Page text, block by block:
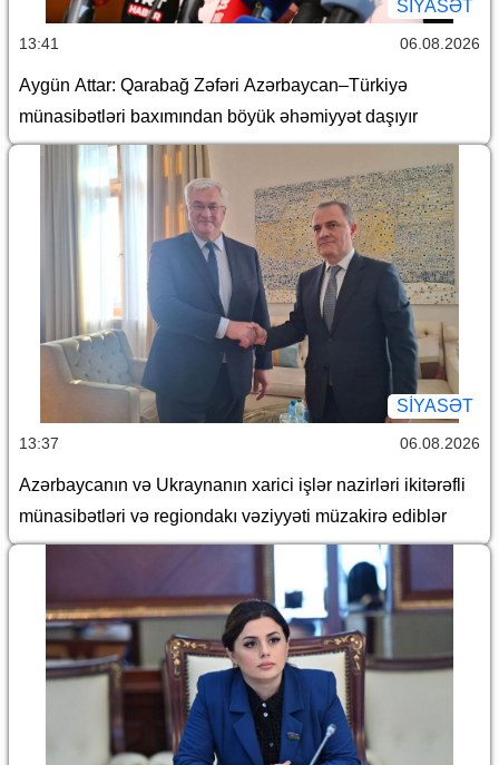
SİYASƏT
13:41 06.08.2026
Aygün Attar: Qarabağ Zəfəri Azərbaycan–Türkiyə
münasibətləri baxımından böyük əhəmiyyət daşıyır
SİYASƏT
13:37 06.08.2026
Azərbaycanın və Ukraynanın xarici işlər nazirləri ikitərəfli
münasibətləri və regiondakı vəziyyəti müzakirə ediblər